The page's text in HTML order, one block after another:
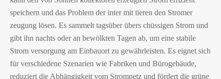
speichern und das Problem der inter mit tieren den Stromer
zeugung lösen. Es sammelt tagsüber übers chüssigen Strom und
gibt ihn nachts oder an bewölkten Tagen ab, um eine stabile
Strom versorgung am Einbauort zu gewährleisten. Es eignet sich
für verschiedene Szenarien wie Fabriken und Bürogebäude,
reduziert die Abhängigkeit vom Stromnetz und fördert die grüne